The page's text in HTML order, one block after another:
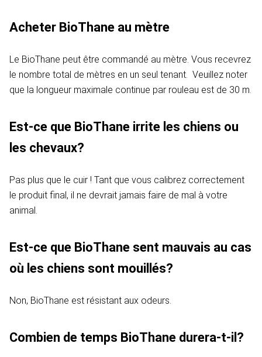
Acheter BioThane au mètre
Le BioThane peut être commandé au mètre. Vous recevrez
le nombre total de mètres en un seul tenant. Veuillez noter
que la longueur maximale continue par rouleau est de 30 m.
Est-ce que BioThane irrite les chiens ou
les chevaux?
Pas plus que le cuir ! Tant que vous calibrez correctement
le produit final, il ne devrait jamais faire de mal à votre
animal.
Est-ce que BioThane sent mauvais au cas
où les chiens sont mouillés?
Non, BioThane est résistant aux odeurs.
Combien de temps BioThane durera-t-il?